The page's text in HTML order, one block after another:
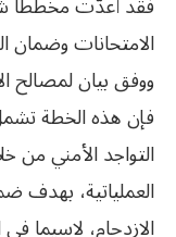
الامتحانات وضمان
ووفق بيان لمصالح
فإن هذه الخطة تشمل
التواجد الأمني من
العملياتية، بهدف
الازدحام، لاسيما